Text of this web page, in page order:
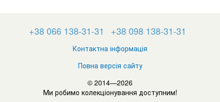
+38 066 138-31-31 +38 098 138-31-31
Контактна інформація
Повна версія сайту
© 2014—2026
Ми робимо колекціонування доступним!